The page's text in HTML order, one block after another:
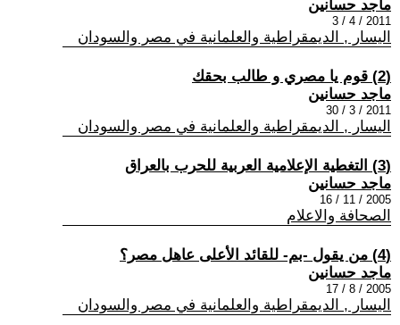
ماجد حسانين
2011 / 4 / 3
اليسار , الديمقراطية والعلمانية في مصر والسودان
(2) قوم يا مصري و طالب بحقك
ماجد حسانين
2011 / 3 / 30
اليسار , الديمقراطية والعلمانية في مصر والسودان
(3) التغطية الإعلامية العربية للحرب بالعراق
ماجد حسانين
2005 / 11 / 16
الصحافة والاعلام
(4) من يقول -بم- للقائد الأعلى عاهل مصر؟
ماجد حسانين
2005 / 8 / 17
اليسار , الديمقراطية والعلمانية في مصر والسودان